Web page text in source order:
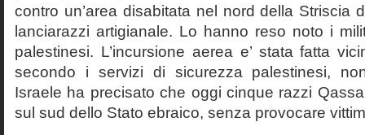
contro un’area disabitata nel nord della Striscia
lanciarazzi artigianale. Lo hanno reso noto i
palestinesi. L’incursione aerea e’ stata fatta
secondo i servizi di sicurezza palestinesi,
Israele ha precisato che oggi cinque razzi
sul sud dello Stato ebraico, senza provocare